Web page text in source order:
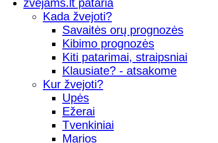
Kada žvejoti?
Savaitės orų prognozės
Kibimo prognozės
Kiti patarimai, straipsniai
Klausiate? - atsakome
Kur žvejoti?
Upės
Ežerai
Tvenkiniai
Marios